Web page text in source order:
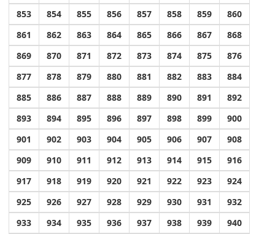
853
854 855 856 857 858 859
860
861
862 863 864 865 866 867
868
869
870 871 872 873 874 875
876
877
878 879 880 881 882 883
884
885
886 887 888 889 890 891
892
893
894 895 896 897 898 899
900
901
902 903 904 905 906 907
908
909
910 911 912 913 914 915
916
917
918 919 920 921 922 923
924
925
926 927 928 929 930 931
932
933
934 935 936 937 938 939 940